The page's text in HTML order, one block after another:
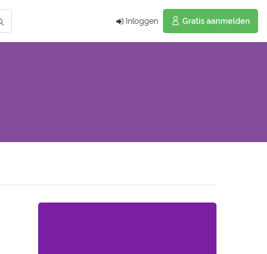
Inloggen Gratis aanmelden